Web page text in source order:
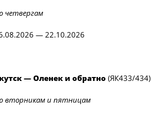
четвергам
— 22.10.2026
— Оленек и обратно (ЯК433/434)
вторникам и пятницам